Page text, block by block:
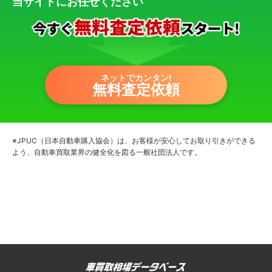
ネットでカンタン!
無料査定依頼
※JPUC（日本自動車購入協会）は、お客様が安心してお取り引きができる
よう、自動車買取業界の健全化を図る一般社団法人です。